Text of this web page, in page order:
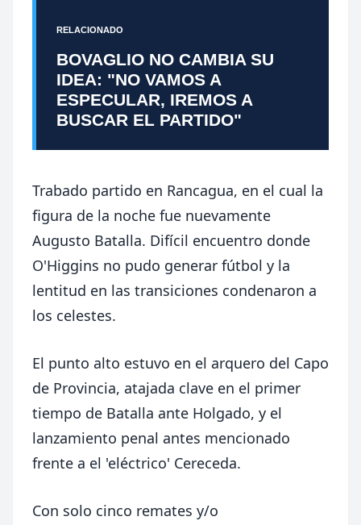
RELACIONADO
BOVAGLIO NO CAMBIA SU
IDEA: "NO VAMOS A
ESPECULAR, IREMOS A
BUSCAR EL PARTIDO"
Trabado partido en Rancagua, en el cual la
figura de la noche fue nuevamente
Augusto Batalla. Difícil encuentro donde
O'Higgins no pudo generar fútbol y la
lentitud en las transiciones condenaron a
los celestes.
El punto alto estuvo en el arquero del Capo
de Provincia, atajada clave en el primer
tiempo de Batalla ante Holgado, y el
lanzamiento penal antes mencionado
frente a el 'eléctrico' Cereceda.
Con solo cinco remates y/o